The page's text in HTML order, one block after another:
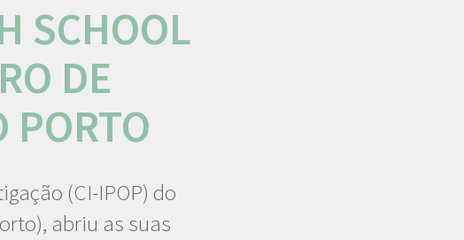
SCHOOL
DE
PORTO
(CI-IPOP) do
abriu as suas